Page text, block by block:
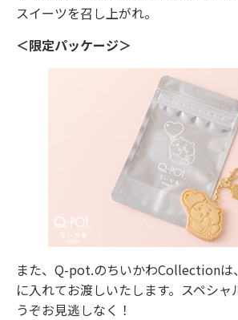
スイーツを召し上がれ。
＜限定パッケージ＞
また、Q-pot.のちいかわCollectionは
に入れてお渡しいたします。スペシャ
うぞお見逃しなく！